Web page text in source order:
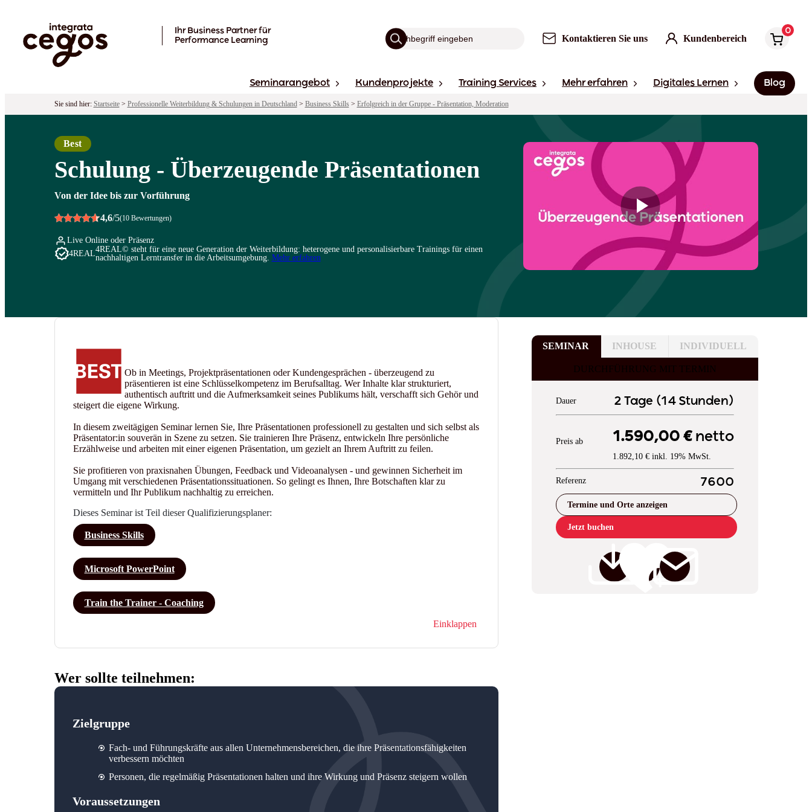
Ihr Business Partner für
Performance Learning
Kontaktieren Sie uns Kundenbereich
0
Seminarangebot Kundenprojekte Training Services Mehr erfahren Digitales Lernen Blog
Sie sind hier: Startseite> Professionelle Weiterbildung & Schulungen in Deutschland> Business Skills> Erfolgreich in der Gruppe - Präsentation, Moderation
Best
Schulung - Überzeugende Präsentationen
Von der Idee bis zur Vorführung
4,6/5(10 Bewertungen)
Live Online oder Präsenz
4REAL4REAL© steht für eine neue Generation der Weiterbildung: heterogene und personalisierbare Trainings für einen
nachhaltigen Lerntransfer in die Arbeitsumgebung. Mehr erfahren
SEMINAR INHOUSE INDIVIDUELL
DURCHFÜHRUNG MIT TERMIN
Dauer 2 Tage (14 Stunden)
Preis ab 1.590,00 €netto
1.892,10 € inkl. 19% MwSt.
Referenz 7600
Termine und Orte anzeigen
Jetzt buchen
Ob in Meetings, Projektpräsentationen oder Kundengesprächen - überzeugend zu
präsentieren ist eine Schlüsselkompetenz im Berufsalltag. Wer Inhalte klar strukturiert,
authentisch auftritt und die Aufmerksamkeit seines Publikums hält, verschafft sich Gehör und
steigert die eigene Wirkung.
In diesem zweitägigen Seminar lernen Sie, Ihre Präsentationen professionell zu gestalten und sich selbst als
Präsentator:in souverän in Szene zu setzen. Sie trainieren Ihre Präsenz, entwickeln Ihre persönliche
Erzählweise und arbeiten mit einer eigenen Präsentation, um gezielt an Ihrem Auftritt zu feilen.
Sie profitieren von praxisnahen Übungen, Feedback und Videoanalysen - und gewinnen Sicherheit im
Umgang mit verschiedenen Präsentationssituationen. So gelingt es Ihnen, Ihre Botschaften klar zu
vermitteln und Ihr Publikum nachhaltig zu erreichen.
Dieses Seminar ist Teil dieser Qualifizierungsplaner:
Business Skills
Microsoft PowerPoint
Train the Trainer - Coaching
Einklappen
Wer sollte teilnehmen:
Zielgruppe
Fach- und Führungskräfte aus allen Unternehmensbereichen, die ihre Präsentationsfähigkeiten
verbessern möchten
Personen, die regelmäßig Präsentationen halten und ihre Wirkung und Präsenz steigern wollen
Voraussetzungen